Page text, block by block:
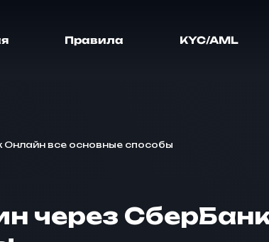
Правила KYC/AML
Онлайн все основные способы
через